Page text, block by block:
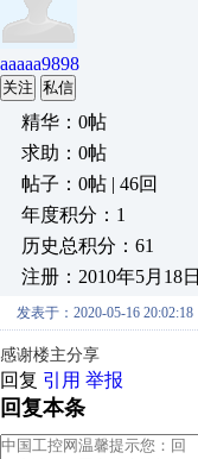
aaaaa9898
关注 私信
精华：0帖
求助：0帖
帖子：0帖 | 46回
年度积分：1
历史总积分：61
注册：2010年5月18日
发表于：2020-05-16 20:02:18
感谢楼主分享
回复 引用 举报
回复本条